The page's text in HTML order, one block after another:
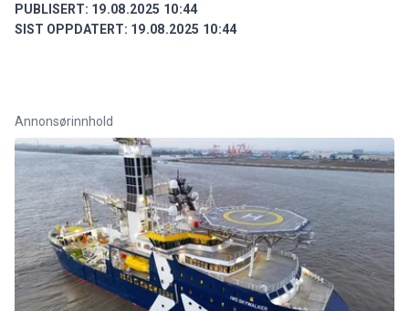
PUBLISERT: 19.08.2025 10:44
SIST OPPDATERT: 19.08.2025 10:44
Annonsørinnhold